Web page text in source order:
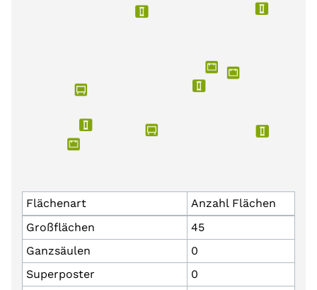
Flächenart
Anzahl Flächen
Großflächen
45
Ganzsäulen
0
Superposter
0